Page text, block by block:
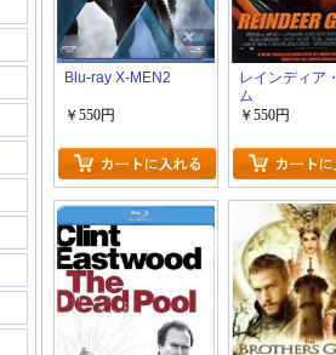
Blu-ray X-MEN2
￥550円
レインディア
ム
￥550円